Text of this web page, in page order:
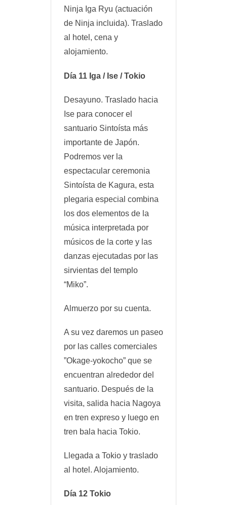
Ninja Iga Ryu (actuación
de Ninja incluida). Traslado
al hotel, cena y
alojamiento.
Día 11 Iga / Ise / Tokio
Desayuno. Traslado hacia
Ise para conocer el
santuario Sintoísta más
importante de Japón.
Podremos ver la
espectacular ceremonia
Sintoísta de Kagura, esta
plegaria especial combina
los dos elementos de la
música interpretada por
músicos de la corte y las
danzas ejecutadas por las
sirvientas del templo
“Miko”.
Almuerzo por su cuenta.
A su vez daremos un paseo
por las calles comerciales
”Okage-yokocho” que se
encuentran alrededor del
santuario. Después de la
visita, salida hacia Nagoya
en tren expreso y luego en
tren bala hacia Tokio.
Llegada a Tokio y traslado
al hotel. Alojamiento.
Día 12 Tokio